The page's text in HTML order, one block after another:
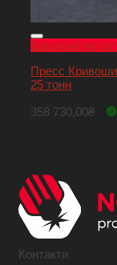
Швидкий
Пресс
25 тонн
358 730,00₴
Контакти